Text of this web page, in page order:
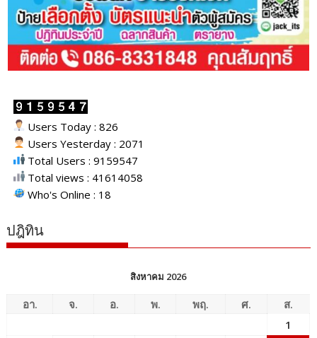
Users Today : 826
Users Yesterday : 2071
Total Users : 9159547
Total views : 41614058
Who's Online : 18
ปฎิทิน
สิงหาคม 2026
อา. จ. อ. พ. พฤ. ศ.
ส.
1